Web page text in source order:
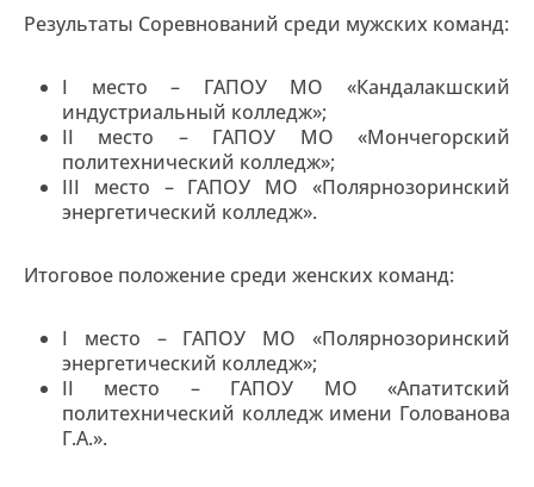
Результаты Соревнований среди мужских команд:
I место – ГАПОУ МО «Кандалакшский
индустриальный колледж»;
II место – ГАПОУ МО «Мончегорский
политехнический колледж»;
III место – ГАПОУ МО «Полярнозоринский
энергетический колледж».
Итоговое положение среди женских команд:
I место – ГАПОУ МО «Полярнозоринский
энергетический колледж»;
II место – ГАПОУ МО «Апатитский
политехнический колледж имени Голованова
Г.А.».